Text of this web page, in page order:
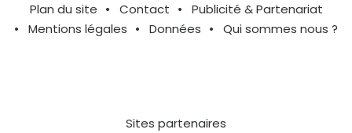
Plan du site Contact
Publicité & Partenariat
Mentions légales
Données Qui sommes nous ?
Sites partenaires